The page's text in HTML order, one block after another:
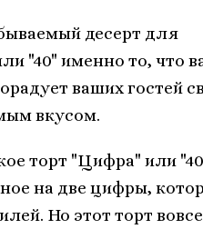
десерт для
"40" именно то, что
ваших гостей
вкусом.
торт "Цифра" или
на две цифры,
Но этот торт